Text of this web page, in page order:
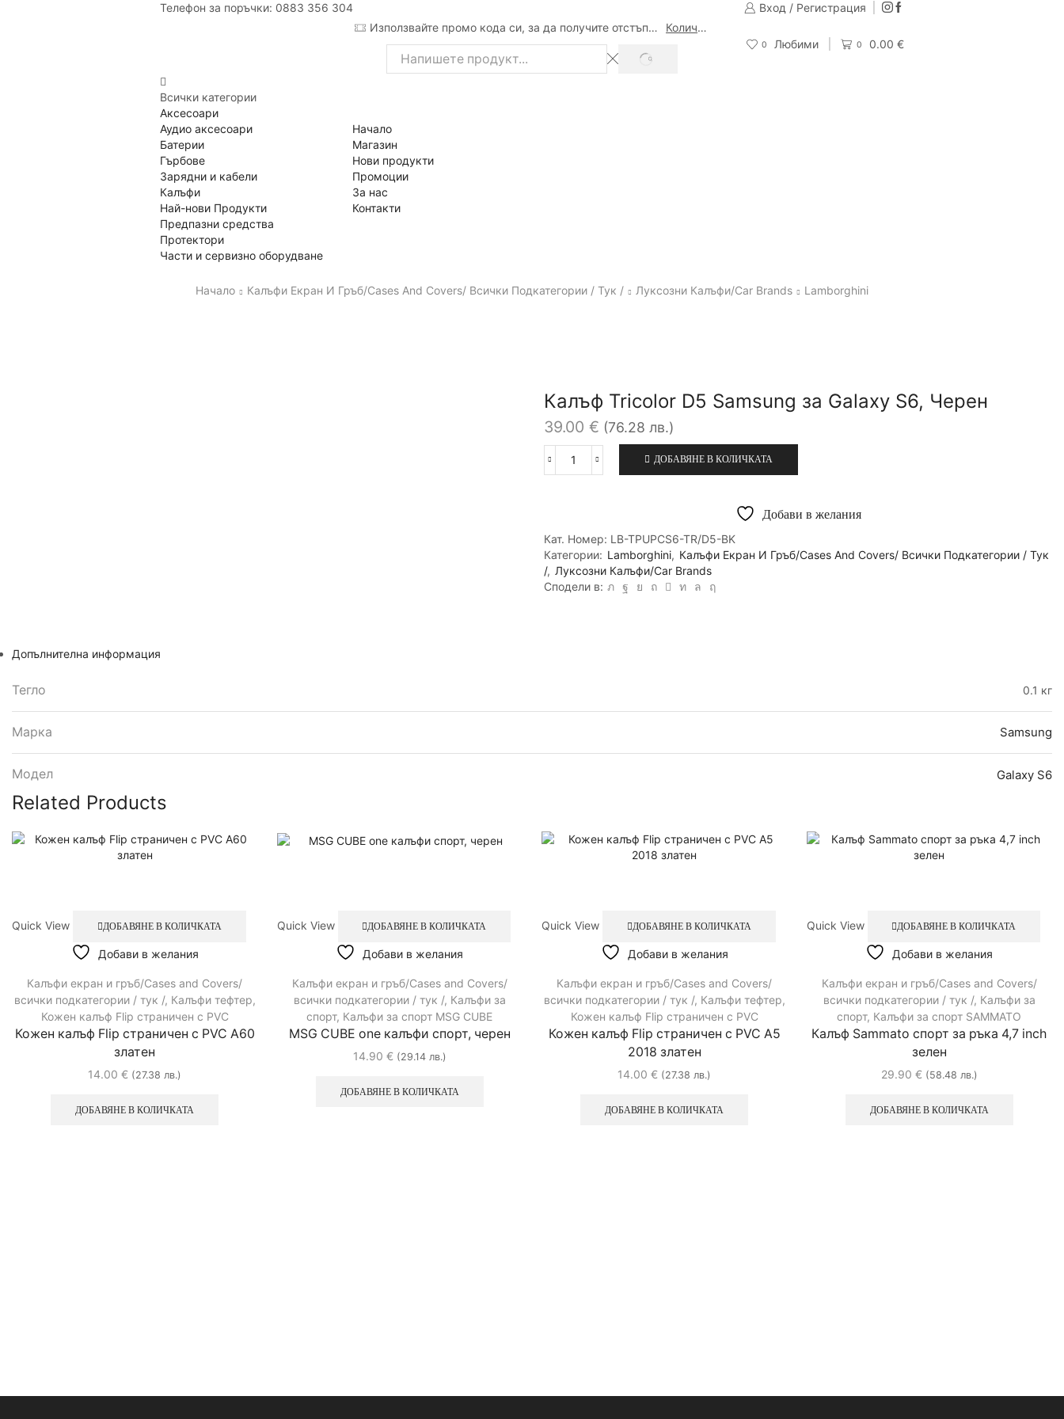
Телефон за поръчки: 0883 356 304
Вход / Регистрация
Използвайте промо кода си, за да получите отстъпка
Количка
Search
SEARCH
0 Любими 0 0.00 €
Всички категории
Аксесоари
Аудио аксесоари
Батерии
Гърбове
Зарядни и кабели
Калъфи
Най-нови Продукти
Предпазни средства
Протектори
Части и сервизно оборудване
Начало
Магазин
Нови продукти
Промоции
За нас
Контакти
Начало Калъфи Екран И Гръб/Cases And Covers/ Всички Подкатегории / Тук / Луксозни Калъфи/Car Brands Lamborghini
Калъф Tricolor D5 Samsung за Galaxy S6, Черен
39.00 € (76.28 лв.)
количество
Samsung
за
Galaxy
S6,
ДОБАВЯНЕ В КОЛИЧКАТА
Добави в желания
Кат. Номер: LB-TPUPCS6-TR/D5-BK
Категории: Lamborghini, Калъфи Екран И Гръб/Cases And Covers/ Всички Подкатегории / Тук
/, Луксозни Калъфи/Car Brands
Сподели в:
Допълнителна информация
Тегло 0.1 кг
Марка Samsung
Модел Galaxy S6
Related Products
Quick View ДОБАВЯНЕ В КОЛИЧКАТА
Добави в желания
Калъфи екран и гръб/Cases and Covers/
всички подкатегории / тук /, Калъфи тефтер,
Кожен калъф Flip страничен с PVC
Кожен калъф Flip страничен с PVC A60
златен
14.00€ (27.38 лв.)
ДОБАВЯНЕ В КОЛИЧКАТА
Quick View ДОБАВЯНЕ В КОЛИЧКАТА
Добави в желания
Калъфи екран и гръб/Cases and Covers/
всички подкатегории / тук /, Калъфи за
спорт, Калъфи за спорт MSG CUBE
MSG CUBE one калъфи спорт, черен
14.90 € (29.14 лв.)
ДОБАВЯНЕ В КОЛИЧКАТА
Quick View ДОБАВЯНЕ В КОЛИЧКАТА
Добави в желания
Калъфи екран и гръб/Cases and Covers/
всички подкатегории / тук /, Калъфи тефтер,
Кожен калъф Flip страничен с PVC
Кожен калъф Flip страничен с PVC A5
2018 златен
14.00€ (27.38 лв.)
ДОБАВЯНЕ В КОЛИЧКАТА
Quick View ДОБАВЯНЕ В КОЛИЧКАТА
Добави в желания
Калъфи екран и гръб/Cases and Covers/
всички подкатегории / тук /, Калъфи за
спорт, Калъфи за спорт SAMMATO
Калъф Sammato спорт за ръка 4,7 inch
зелен
29.90 € (58.48 лв.)
ДОБАВЯНЕ В КОЛИЧКАТА